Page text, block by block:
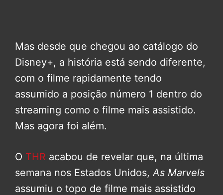
Mas desde que chegou ao catálogo do
Disney+, a história está sendo diferente,
com o filme rapidamente tendo
assumido a posição número 1 dentro do
streaming como o filme mais assistido.
Mas agora foi além.
O THR acabou de revelar que, na última
semana nos Estados Unidos,As Marvels
assumiu o topo de filme mais assistido